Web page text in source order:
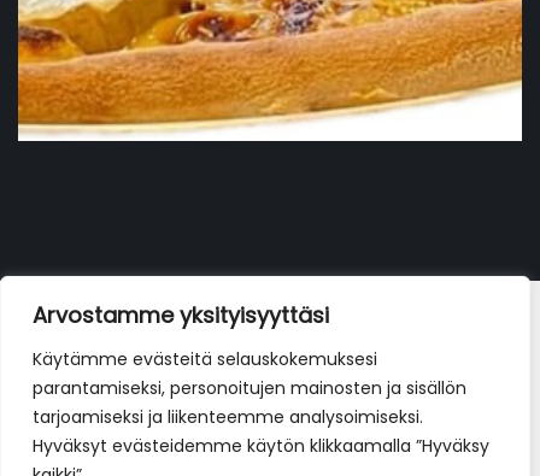
Arvostamme yksityisyyttäsi
Käytämme evästeitä selauskokemuksesi
parantamiseksi, personoitujen mainosten ja sisällön
tarjoamiseksi ja liikenteemme analysoimiseksi.
Hyväksyt evästeidemme käytön klikkaamalla ”Hyväksy
Bianca VL/ LL
17,90€